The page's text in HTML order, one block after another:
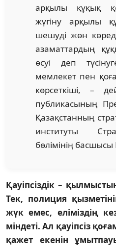
арқылы құ­қық
жүгіну арқылы
шешуді жөн
аза­мат­тардың
өсуі деп
мемлекет пен
көрсеткіші, –
публикасының
Қазақ­станның
инс­титуты
бөлімінің
Қауіпсіздік –
Тек, полиция
жүк емес, еліміздің
міндеті. Ал қауіпсіз
қажет еке­нін